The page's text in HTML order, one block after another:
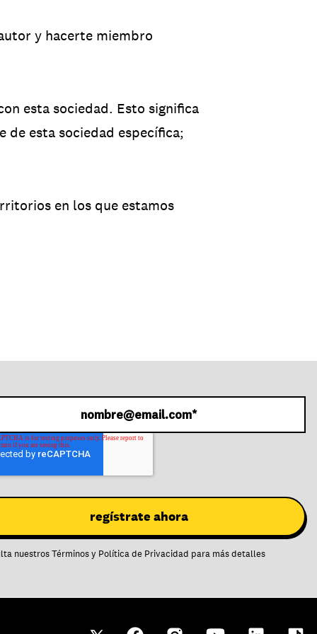
y hacerte miembro
esta sociedad. Esto significa
esta sociedad específica;
en los que estamos
nuestrosTérminosy Política de Privacidad para más detalles